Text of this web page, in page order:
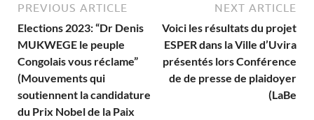
PREVIOUS ARTICLE
Elections 2023: “Dr Denis
MUKWEGE le peuple
Congolais vous réclame”
(Mouvements qui
soutiennent la candidature
du Prix Nobel de la Paix
NEXT ARTICLE
Voici les résultats du projet
ESPER dans la Ville d’Uvira
présentés lors Conférence
de de presse de plaidoyer
(LaBe